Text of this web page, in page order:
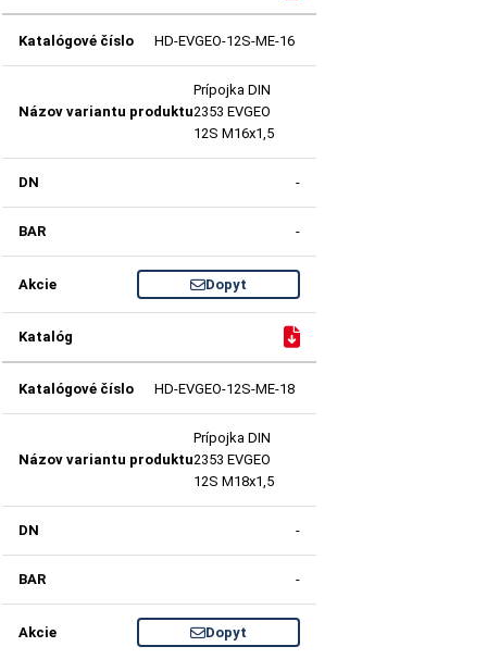
HD-EVGEO-12S-ME-16
Prípojka DIN
2353 EVGEO
12S M16x1,5
-
-
Dopyt
HD-EVGEO-12S-ME-18
Prípojka DIN
2353 EVGEO
12S M18x1,5
-
-
Dopyt